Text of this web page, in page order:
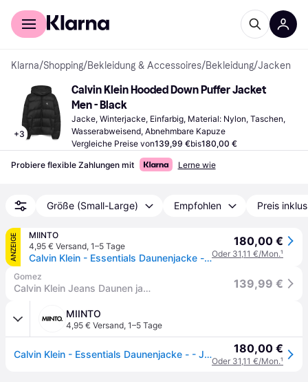
Für Shopper
Klarna/Shopping/Bekleidung & Accessoires/Bekleidung/Jacken
+3
Calvin Klein Hooded Down Puffer Jacket
Men - Black
Jacke, Winterjacke, Einfarbig, Material: Nylon, Taschen,
Wasserabweisend, Abnehmbare Kapuze
Vergleiche Preise von139,99 €bis180,00 €
Probiere flexible Zahlungen mit Lerne wie
Größe (Small-Large) Empfohlen Preis
ANZEIGE
MIINTO
4,95 € Versand, 1–5 Tage
Calvin Klein - Essentials Daunenjacke - - Jackets - Herren - Schwarzk - 2XL
180,00 €
Oder 31,11 €/Mon.¹
Gomez
Calvin Klein Jeans Daunen jacke | Regular Fit 139,99 €
MIINTO
4,95 € Versand, 1–5 Tage
Calvin Klein - Essentials Daunenjacke - - Jackets - Herren - Schwarzk - 2XL 180,00 €
Oder 31,11 €/Mon.¹